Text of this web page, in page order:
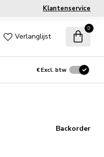
Klantenservice
Verlanglijst
0
€Excl. btw
Backorder